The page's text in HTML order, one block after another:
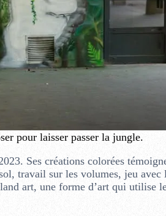
pour laisser passer la jungle.
Ses créations colorées
travail sur les volumes, jeu avec
art, une forme d’art qui utilise